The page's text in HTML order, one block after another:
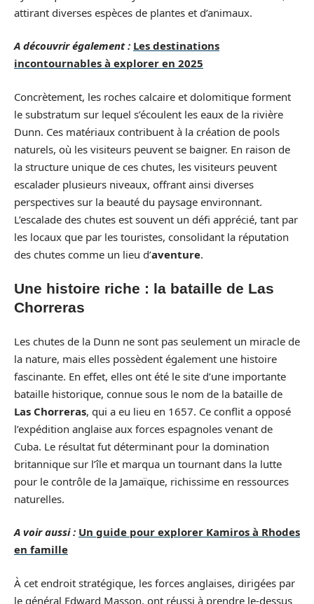
attirant diverses espèces de plantes et d’animaux.
A découvrir également : Les destinations
incontournables à explorer en 2025
Concrètement, les roches calcaire et dolomitique forment
le substratum sur lequel s’écoulent les eaux de la rivière
Dunn. Ces matériaux contribuent à la création de pools
naturels, où les visiteurs peuvent se baigner. En raison de
la structure unique de ces chutes, les visiteurs peuvent
escalader plusieurs niveaux, offrant ainsi diverses
perspectives sur la beauté du paysage environnant.
L’escalade des chutes est souvent un défi apprécié, tant par
les locaux que par les touristes, consolidant la réputation
des chutes comme un lieu d’aventure.
Une histoire riche : la bataille de Las
Chorreras
Les chutes de la Dunn ne sont pas seulement un miracle de
la nature, mais elles possèdent également une histoire
fascinante. En effet, elles ont été le site d’une importante
bataille historique, connue sous le nom de la bataille de
Las Chorreras, qui a eu lieu en 1657. Ce conflit a opposé
l’expédition anglaise aux forces espagnoles venant de
Cuba. Le résultat fut déterminant pour la domination
britannique sur l’île et marqua un tournant dans la lutte
pour le contrôle de la Jamaïque, richissime en ressources
naturelles.
A voir aussi : Un guide pour explorer Kamiros à Rhodes
en famille
À cet endroit stratégique, les forces anglaises, dirigées par
le général Edward Masson, ont réussi à prendre le-dessus